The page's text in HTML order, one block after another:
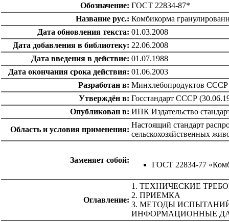
Обозначение: ГОСТ 22834-87*
Название рус.: Комбикорма
Дата обновления текста: 01.03.2008
Дата добавления в библиотеку: 22.06.2008
Дата введения в действие: 01.07.1988
Дата окончания срока действия: 01.06.2003
Разработан в: Минхлебопродуктов СССР
Утверждён в: Госстандарт СССР
Опубликован в: ИПК Издательство
Область и условия применения:
Настоящий стандарт
сельскохозяйственных
Заменяет собой:
ГОСТ 22834-77
Оглавление:
1. ТЕХНИЧЕСКИЕ
2. ПРИЕМКА
3. МЕТОДЫ
ИНФОРМАЦИОННЫЕ